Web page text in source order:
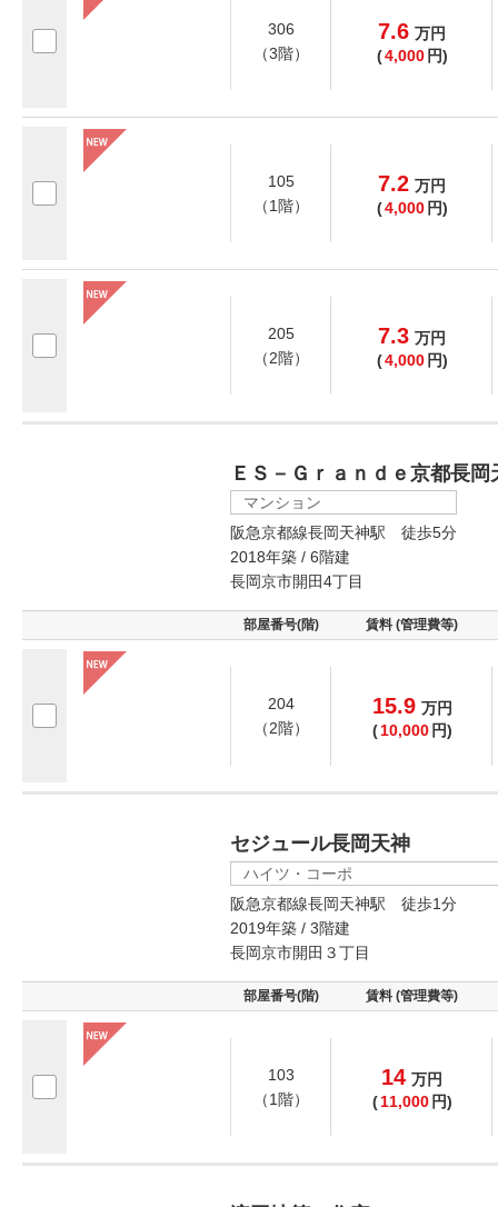
306
（3階）
7.6 万円
(4,000 円)
105
（1階）
7.2 万円
(4,000 円)
205
（2階）
7.3 万円
(4,000 円)
ＥＳ－Ｇｒａｎｄｅ京都長岡
マンション
阪急京都線長岡天神駅 徒歩5分
2018年築 / 6階建
長岡京市開田4丁目
部屋番号(階) 賃料 (管理費等)
204
（2階）
15.9 万円
(10,000 円)
セジュール長岡天神
ハイツ・コーポ
阪急京都線長岡天神駅 徒歩1分
2019年築 / 3階建
長岡京市開田３丁目
部屋番号(階) 賃料 (管理費等)
103
（1階）
14 万円
( 11,000 円)